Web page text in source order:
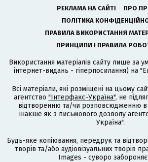
РЕКЛАМА НА САЙТІ
ПРО
ПОЛІТИКА
ПРАВИЛА ВИКОРИСТАННЯ
ПРИНЦИПИ І ПРАВИЛА
Використання матеріалів сайту лише за
інтернет-видань - гіперпосилання) на
Всі матеріали, які розміщені на цьому
агентство "Інтерфакс-Україна", не
відтворенню та/чи розповсюдженню в
інакше як з письмового дозволу
Україна".
Будь-яке копіювання, передрук та
творів та/або аудіовізуальних творів
Images - суворо